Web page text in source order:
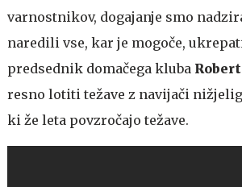
varnostnikov, dogajanje smo
naredili vse, kar je mogoče,
predsednik domačega kluba
resno lotiti težave z navijači
ki že leta povzročajo težave.